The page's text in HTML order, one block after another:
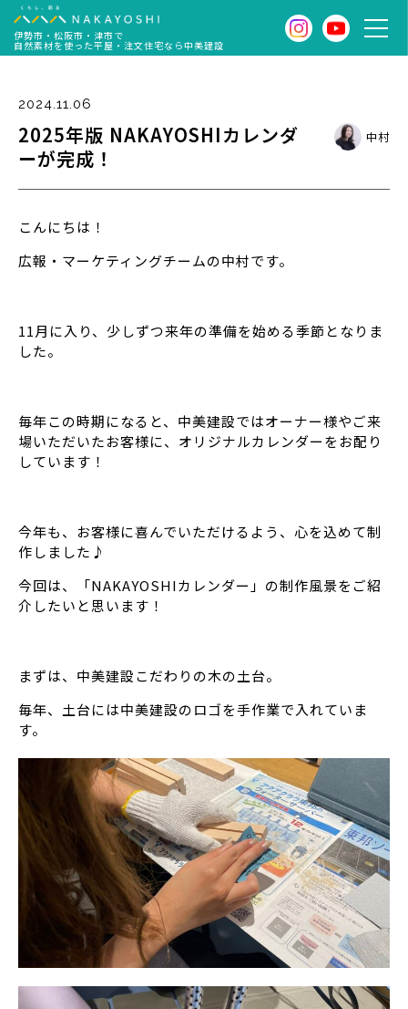
伊勢市・松阪市・津市で
自然素材を使った平屋・注文住宅なら中美建設
2024.11.06
2025年版 NAKAYOSHIカレンダ
ーが完成！
中村
こんにちは！
広報・マーケティングチームの中村です。
11月に入り、少しずつ来年の準備を始める季節となりま
した。
毎年この時期になると、中美建設ではオーナー様やご来
場いただいたお客様に、オリジナルカレンダーをお配り
しています！
今年も、お客様に喜んでいただけるよう、心を込めて制
作しました♪
今回は、「NAKAYOSHIカレンダー」の制作風景をご紹
介したいと思います！
まずは、中美建設こだわりの木の土台。
毎年、土台には中美建設のロゴを手作業で入れていま
す。